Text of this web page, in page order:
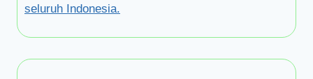
seluruh Indonesia.